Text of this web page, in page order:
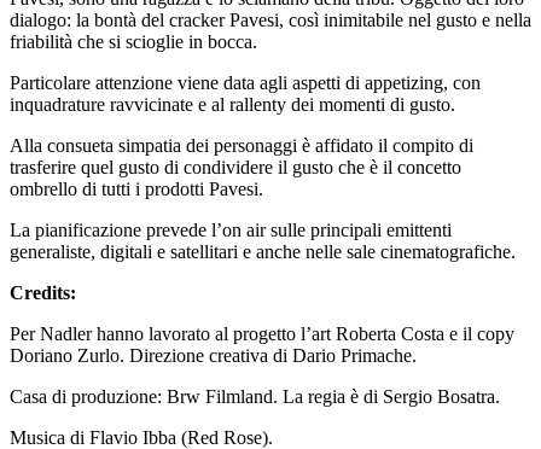
dialogo: la bontà del cracker Pavesi, così inimitabile nel gusto e nella
friabilità che si scioglie in bocca.
Particolare attenzione viene data agli aspetti di appetizing, con
inquadrature ravvicinate e al rallenty dei momenti di gusto.
Alla consueta simpatia dei personaggi è affidato il compito di
trasferire quel gusto di condividere il gusto che è il concetto
ombrello di tutti i prodotti Pavesi.
La pianificazione prevede l’on air sulle principali emittenti
generaliste, digitali e satellitari e anche nelle sale cinematografiche.
Credits:
Per Nadler hanno lavorato al progetto l’art Roberta Costa e il copy
Doriano Zurlo. Direzione creativa di Dario Primache.
Casa di produzione: Brw Filmland. La regia è di Sergio Bosatra.
Musica di Flavio Ibba (Red Rose).